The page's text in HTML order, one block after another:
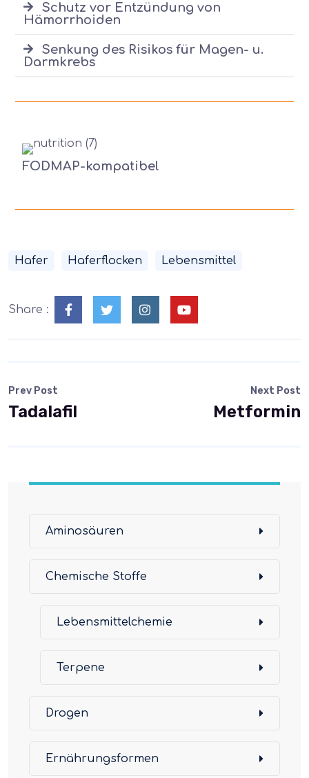
Schutz vor Entzündung von
Hämorrhoiden
Senkung des Risikos für Magen- u.
Darmkrebs
FODMAP-kompatibel
Hafer Haferflocken Lebensmittel
Share :
Prev Post
Tadalafil
Next Post
Metformin
Aminosäuren
Chemische Stoffe
Lebensmittelchemie
Terpene
Drogen
Ernährungsformen